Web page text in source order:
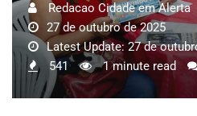
Redacao Cidade em Alerta
27 de outubro de 2025
Latest Update: 27 de
541
1 minute read